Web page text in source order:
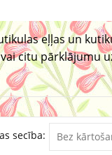
eļļas un
citu pārklājumu
secība: